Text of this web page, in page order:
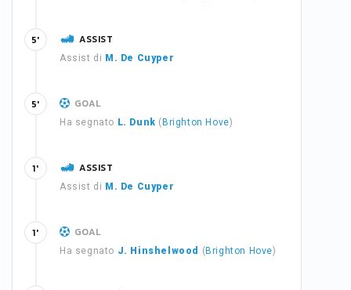
ASSIST
Assist di M. De Cuyper
5'
GOAL
Ha segnato L. Dunk ( Brighton Hove)
5'
ASSIST
Assist di M. De Cuyper
1'
GOAL
Ha segnato J. Hinshelwood ( Brighton Hove)
1'